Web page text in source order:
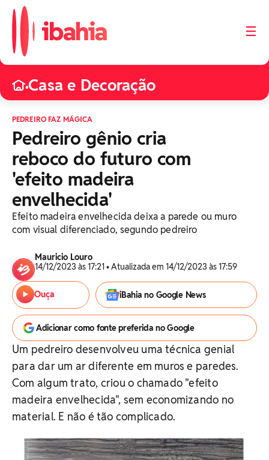
☰
•Casa e Decoração
PEDREIRO FAZ MÁGICA
Pedreiro gênio cria
reboco do futuro com
'efeito madeira
envelhecida'
Efeito madeira envelhecida deixa a parede ou muro
com visual diferenciado, segundo pedreiro
Mauricio Louro
14/12/2023 às 17:21 • Atualizada em 14/12/2023 às 17:59
Ouça iBahia no Google News
Adicionar como fonte preferida no Google
Um pedreiro desenvolveu uma técnica genial
para dar um ar diferente em muros e paredes.
Com algum trato, criou o chamado "efeito
madeira envelhecida", sem economizando no
material. E não é tão complicado.